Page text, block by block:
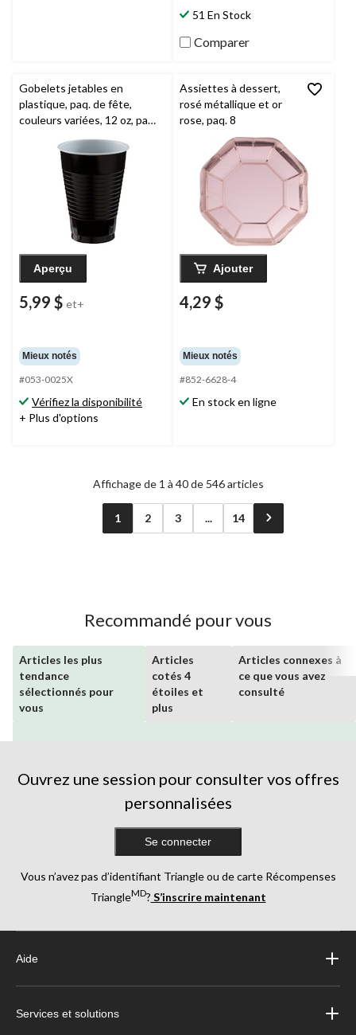
51 En Stock
Comparer
Gobelets jetables en
plastique, paq. de fête,
couleurs variées, 12 oz, paq.
50, pour Noël/Action de
grâces/réveillon/fête
d'anniversaire
Aperçu
5,99 $ et+
Mieux notés
#053-0025X
Vérifiez la disponibilité
+ Plus d'options
Assiettes à dessert,
rosé métallique et or
rose, paq. 8
Ajouter
4,29 $
Mieux notés
#852-6628-4
En stock en ligne
Affichage de 1 à 40 de 546 articles
1 2 3 ... 14
Recommandé pour vous
Articles les plus
tendance
sélectionnés pour
vous
Articles
cotés 4
étoiles et
plus
Articles connexes à
ce que vous avez
consulté
Ouvrez une session pour consulter vos offres
personnalisées
Se connecter
Vous n’avez pas d’identifiant Triangle ou de carte Récompenses
TriangleMD? S’inscrire maintenant
Aide
Services et solutions